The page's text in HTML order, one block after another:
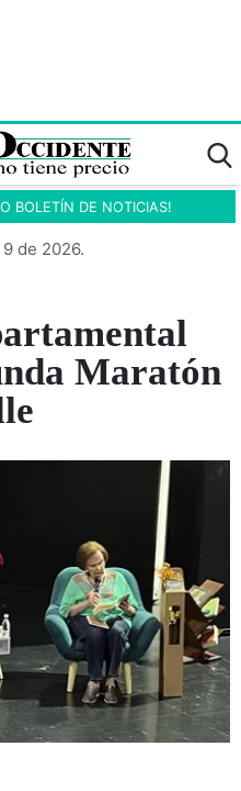
BOLETÍN DE NOTICIAS!
de 2026.
Maratón